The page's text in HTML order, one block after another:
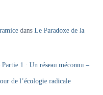
dans Le Paradoxe de la
1 : Un réseau méconnu –
de l’écologie radicale